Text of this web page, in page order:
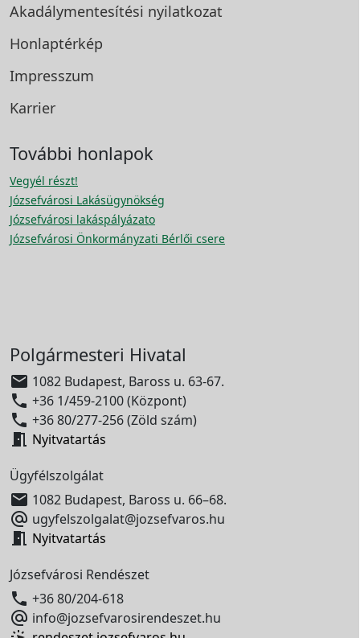
Akadálymentesítési nyilatkozat
Honlaptérkép
Impresszum
Karrier
További honlapok
Vegyél részt!
Józsefvárosi Lakásügynökség
Józsefvárosi lakáspályázato
Józsefvárosi Önkormányzati Bérlői csere
Polgármesteri Hivatal
 1082 Budapest, Baross u. 63-67.
 +36 1/459-2100 (Központ)
 +36 80/277-256 (Zöld szám)
 Nyitvatartás
Ügyfélszolgálat
 1082 Budapest, Baross u. 66–68.
 ugyfelszolgalat@jozsefvaros.hu
 Nyitvatartás
Józsefvárosi Rendészet
 +36 80/204-618
 info@jozsefvarosirendeszet.hu